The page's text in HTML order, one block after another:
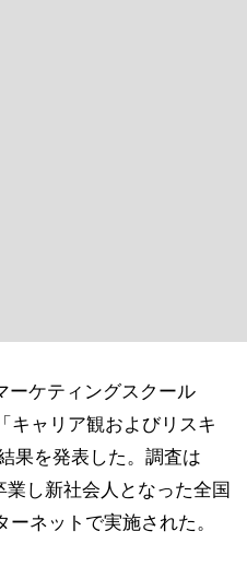
ケティングスクール
キャリア観およびリスキ
果を発表した。調査は
し新社会人となった全国
ネットで実施された。